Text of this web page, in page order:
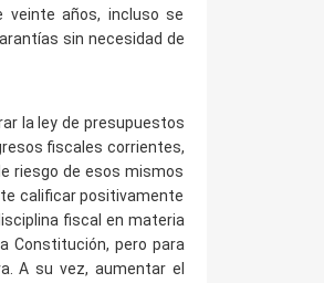
veinte años, incluso se
sin necesidad de
la ley de presupuestos
fiscales corrientes,
riesgo de esos mismos
calificar positivamente
fiscal en materia
Constitución, pero para
A su vez, aumentar el